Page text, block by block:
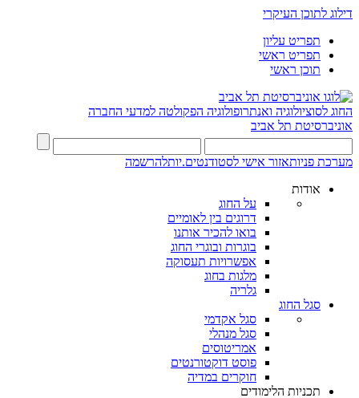
דילוג לתוכן העיקרי
תפריט עליון
תפריט ראשי
תוכן ראשי
החוג לסוציולוגיה ואנתרופולוגיה הפקולטה למדעי החברה
אוניברסיטת תל אביב
מערכת פניותאזור אישי לסטודנטים.יותלהרשמה
אודות
על החוג
דרוגים בין לאומיים
בואו להכיר אותנו
בוגרות ובוגרי החוג
אפשרויות תעסוקה
מלגות בחוג
גלריה
סגל החוג
סגל אקדמי
סגל מנהלי
אמריטוסים
פוסט דוקטורנטים
חוקרים במדיה
תכניות הלימודים